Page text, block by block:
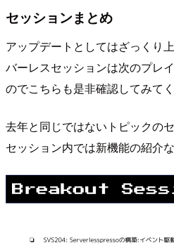
セッションまとめ
アップデートとしてはざっくり
バーレスセッションは次のプレ
のでこちらも是非確認してみてく
去年と同じではないトピックの
セッション内では新機能の紹介